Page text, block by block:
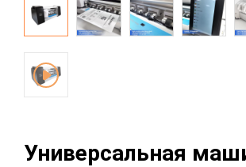
Универсальная